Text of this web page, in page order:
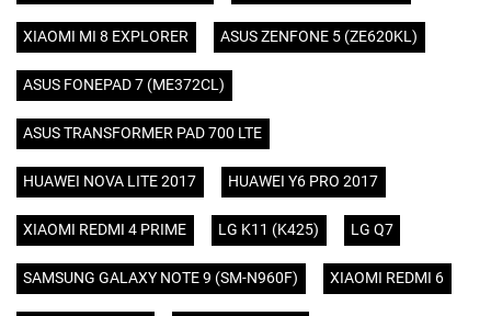
XIAOMI MI 8 EXPLORER ASUS ZENFONE 5 (ZE620KL)
ASUS FONEPAD 7 (ME372CL)
ASUS TRANSFORMER PAD 700 LTE
HUAWEI NOVA LITE 2017 HUAWEI Y6 PRO 2017
XIAOMI REDMI 4 PRIME LG K11 (K425) LG Q7
SAMSUNG GALAXY NOTE 9 (SM-N960F) XIAOMI REDMI 6